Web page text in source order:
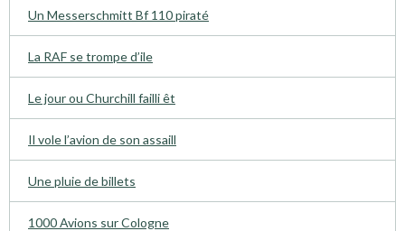
Un Messerschmitt Bf 110 piraté
La RAF se trompe d’ile
Le jour ou Churchill failli êt
Il vole l’avion de son assaill
Une pluie de billets
1000 Avions sur Cologne